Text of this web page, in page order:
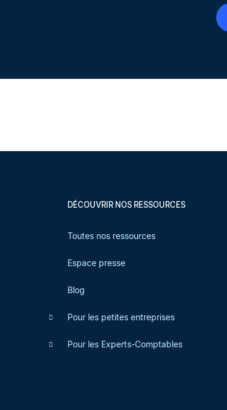
DÉCOUVRIR NOS RESSOURCES
Toutes nos ressources
Espace presse
Blog
Pour les petites entreprises
Pour les Experts-Comptables